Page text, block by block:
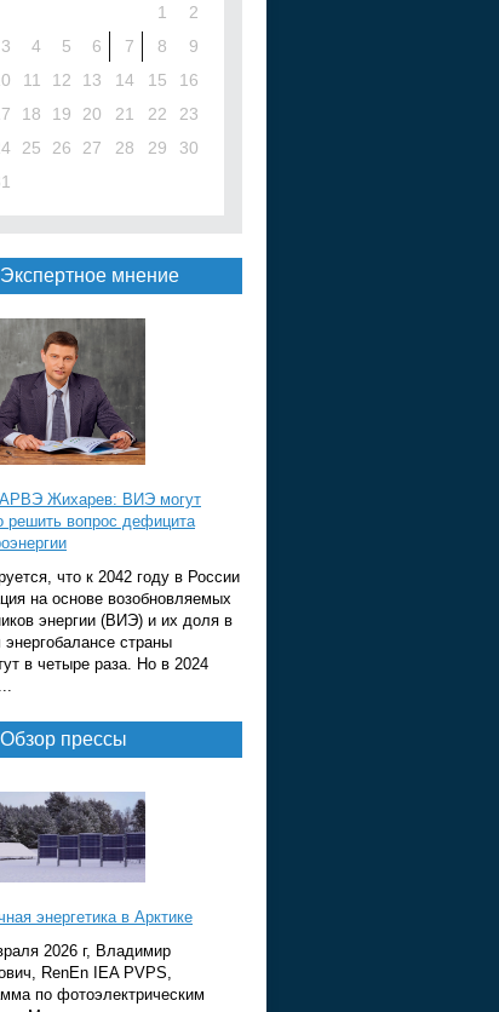
1
2
3
4 5 6 7 8
9
11 12 13 14 15
16
18 19 20 21 22
23
25 26 27 28 29
30
Экспертное мнение
АРВЭ Жихарев: ВИЭ могут
решить вопрос дефицита
что к 2042 году в России
на основе возобновляемых
энергии (ВИЭ) и их доля в
страны
в четыре раза. Но в 2024
Обзор прессы
энергетика в Арктике
2026 г, Владимир
RenEn IEA PVPS,
по фотоэлектрическим